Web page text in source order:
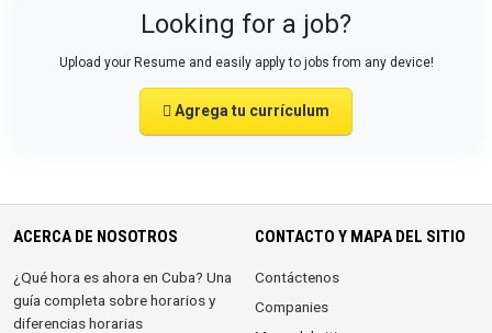
Looking for a job?
Upload your Resume and easily apply to jobs from any device!
Agrega tu currículum
ACERCA DE NOSOTROS
¿Qué hora es ahora en Cuba? Una
guía completa sobre horarios y
diferencias horarias
CONTACTO Y MAPA DEL SITIO
Contáctenos
Companies